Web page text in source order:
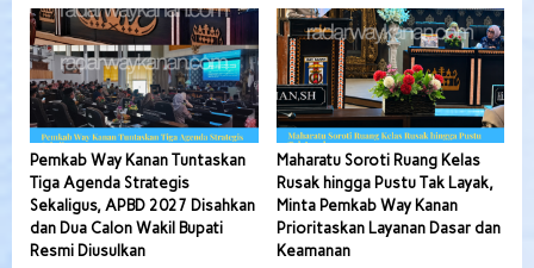
Pemkab Way Kanan Tuntaskan
Tiga Agenda Strategis
Sekaligus, APBD 2027 Disahkan
dan Dua Calon Wakil Bupati
Resmi Diusulkan
Maharatu Soroti Ruang Kelas
Rusak hingga Pustu Tak Layak,
Minta Pemkab Way Kanan
Prioritaskan Layanan Dasar dan
Keamanan